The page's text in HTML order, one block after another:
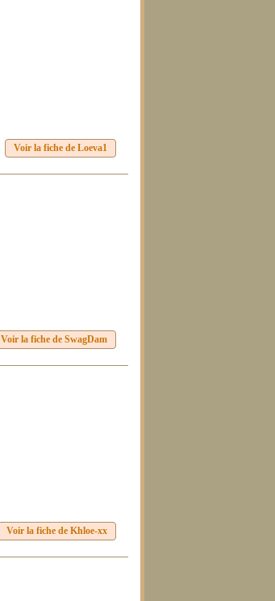
Voir la fiche de Loeva1
Voir la fiche de SwagDam
Voir la fiche de Khloe-xx